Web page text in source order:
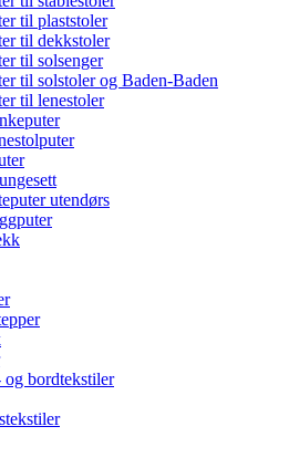
til plaststoler
til dekkstoler
til solsenger
til solstoler og Baden-Baden
til lenestoler
utendørs
bordtekstiler